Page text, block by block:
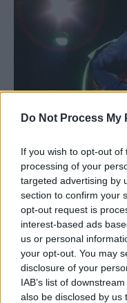
Do Not Process
If you wish to opt-out
processing of your
targeted advertising by
section to confirm your
opt-out request is
interest-based ads
us or personal
your opt-out. You may
disclosure of your
IAB’s list of
also be disclosed by us